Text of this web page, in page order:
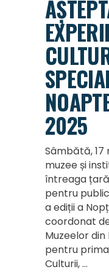
2025
Sâmbătă, 17
muzee și
întreaga
pentru
a ediții a
coordonat
Muzeelor din
pentru
Culturii,